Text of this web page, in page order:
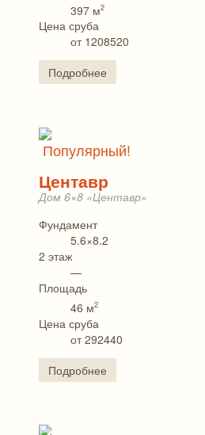
397 м2
Цена сруба
от 1208520
Подробнее
Популярный!
Центавр
Дом 6×8 «Центавр»
Фундамент
5.6×8.2
2 этаж
—
Площадь
46 м2
Цена сруба
от 292440
Подробнее